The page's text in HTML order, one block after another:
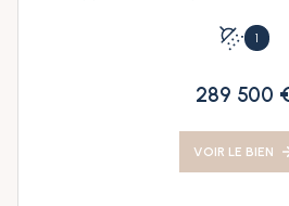
1
289 500
VOIR LE BIEN